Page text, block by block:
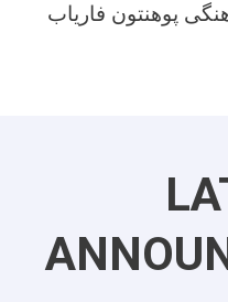
پوهنتون فاریاب